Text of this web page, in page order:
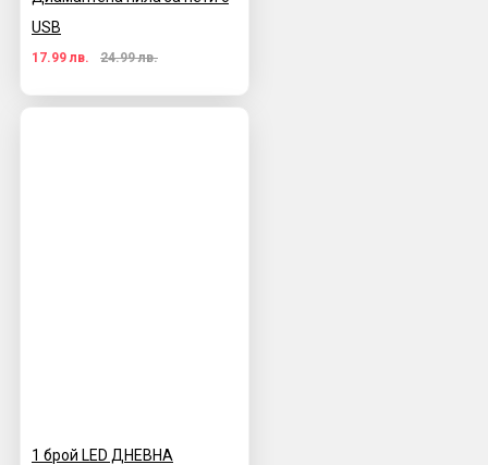
USB
17.99 лв. 24.99 лв.
1 брой LED ДНЕВНА